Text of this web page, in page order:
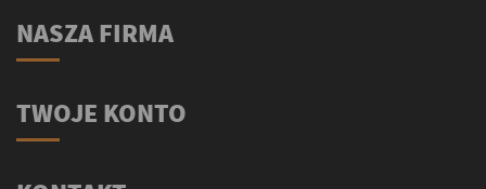
NASZA FIRMA
TWOJE KONTO